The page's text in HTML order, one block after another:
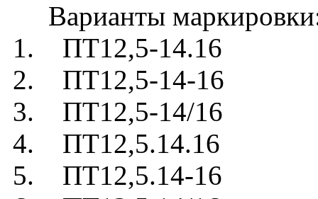
Варианты
1. ПТ12,5-14.16
2. ПТ12,5-14-16
3. ПТ12,5-14/16
4. ПТ12,5.14.16
5. ПТ12,5.14-16